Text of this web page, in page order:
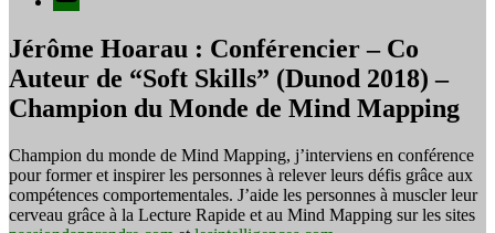
Jérôme Hoarau : Conférencier – Co
Auteur de “Soft Skills” (Dunod 2018) –
Champion du Monde de Mind Mapping
Champion du monde de Mind Mapping, j’interviens en conférence
pour former et inspirer les personnes à relever leurs défis grâce aux
compétences comportementales. J’aide les personnes à muscler leur
cerveau grâce à la Lecture Rapide et au Mind Mapping sur les sites